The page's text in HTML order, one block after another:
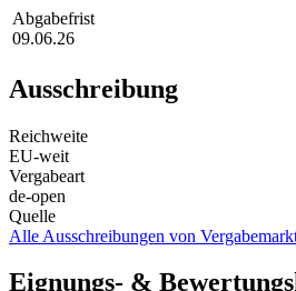
Abgabefrist
09.06.26
Ausschreibung
Reichweite
EU-weit
Vergabeart
de-open
Quelle
Alle Ausschreibungen von
Eignungs- &